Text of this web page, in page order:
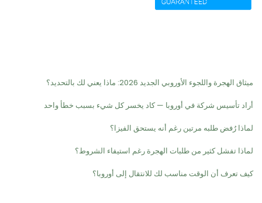
ميثاق الهجرة واللجوء الأوروبي الجديد 2026: ماذا يعني لك بالتحديد؟
أراد تأسيس شركة في أوروبا — كاد يخسر كل شيء بسبب خطأ واحد
لماذا رُفض طلبه مرتين رغم أنه يستحق الفيزا؟
لماذا تفشل كثير من طلبات الهجرة رغم استيفاء الشروط؟
كيف تعرف أن الوقت مناسب لك للانتقال إلى أوروبا؟